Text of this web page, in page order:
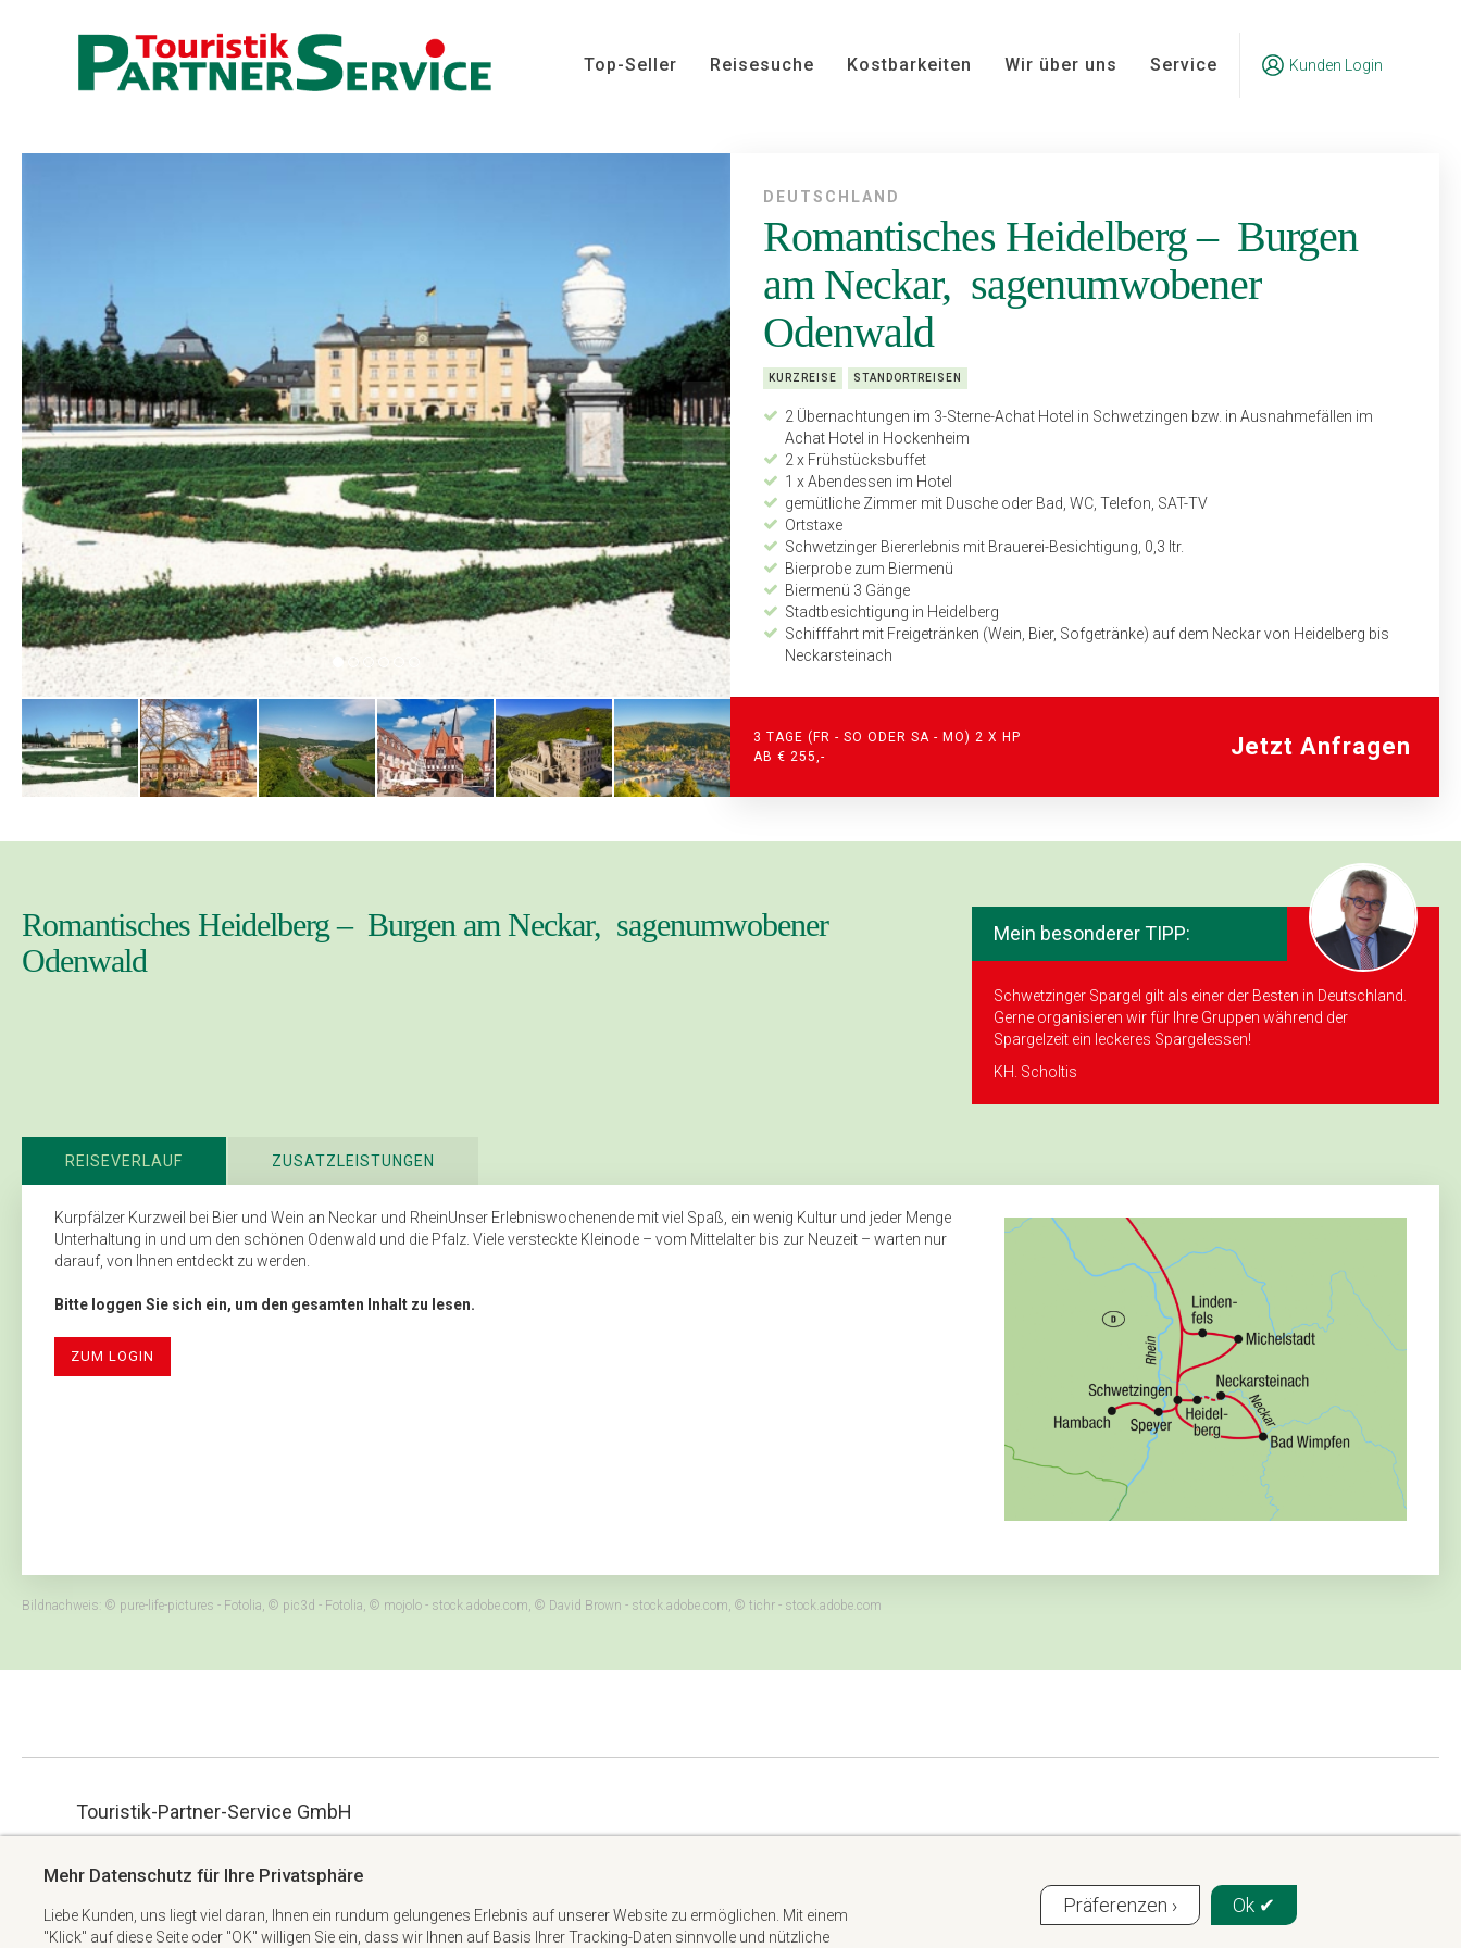
Top-Seller Reisesuche Kostbarkeiten Wir über uns Service Kunden Login
DEUTSCHLAND
Romantisches Heidelberg – Burgen
am Neckar, sagenumwobener
Odenwald
KURZREISE STANDORTREISEN
2 Übernachtungen im 3-Sterne-Achat Hotel in Schwetzingen bzw. in Aus­nahmefällen im
Achat Hotel in Hockenheim
2 x Frühstücksbuffet
1 x Abendessen im Hotel
gemütliche Zimmer mit Dusche oder Bad, WC, Telefon, SAT-TV
Ortstaxe
Schwetzinger Biererlebnis mit Brauerei-Besichtigung, 0,3 ltr.
Bierprobe zum Biermenü
Biermenü 3 Gänge
Stadtbesichtigung in Heidelberg
Schifffahrt mit Freigetränken (Wein, Bier, Sofgetränke) auf dem Neckar von Heidelberg bis
Neckarsteinach
Detaillierter Programmablauf für das Fahrpersonal des Bus­unternehmens mit genauem
24-Stunden-Notfalltelefon
3 TAGE (FR - SO ODER SA - MO) 2 X HP
AB € 255,-
Jetzt Anfragen
Romantisches Heidelberg – Burgen am Neckar, sagenumwobener
Odenwald
Mein besonderer TIPP:
Schwetzinger Spargel gilt als einer der Besten in Deutschland.
Gerne organisieren wir für Ihre Gruppen während der
Spargelzeit ein leckeres Spargelessen!
KH. Scholtis
REISEVERLAUF ZUSATZLEISTUNGEN
Kurpfälzer Kurzweil bei Bier und Wein an Neckar und RheinUnser Erlebniswochenende mit viel Spaß, ein wenig Kultur und jeder Menge
Unterhaltung in und um den schönen Odenwald und die Pfalz. Viele versteckte Kleinode – vom Mittelalter bis zur Neuzeit – warten nur
darauf, von Ihnen entdeckt zu werden.
Bitte loggen Sie sich ein, um den gesamten Inhalt zu lesen.
ZUM LOGIN
Bildnachweis: © pure-life-pictures - Fotolia, © pic3d - Fotolia, © mojolo - stock.adobe.com, © David Brown - stock.adobe.com, © tichr - stock.adobe.com
Touristik-Partner-Service GmbH
+49 6074 6982738
63322 Rödermark
AGB
Mehr Datenschutz für Ihre Privatsphäre
Liebe Kunden, uns liegt viel daran, Ihnen ein rundum gelungenes Erlebnis auf unserer Website zu ermöglichen. Mit einem
"Klick" auf diese Seite oder "OK" willigen Sie ein, dass wir Ihnen auf Basis Ihrer Tracking-Daten sinnvolle und nützliche
Präferenzen › Ok ✔